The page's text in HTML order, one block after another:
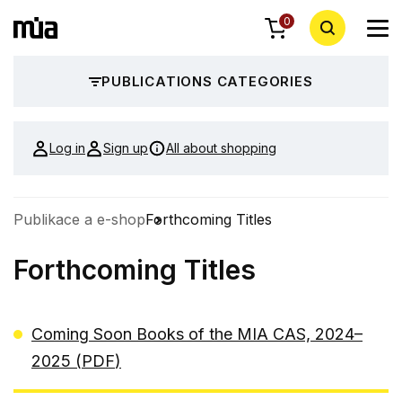
0
PUBLICATIONS CATEGORIES
Log in Sign up All about shopping
Publikace a e-shopForthcoming Titles
Forthcoming Titles
Coming Soon Books of the MIA CAS, 2024–
2025 (PDF)